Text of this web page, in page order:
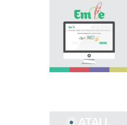
nasihattauğa žâne
tanıstıruğa үlesіn
qosadı.
«Emle.kz» эlektrondıq
bazası qazaq tіlіnіñ
orfografiяsına
arnalğan. Bûl bazada
qazaq tіlіnіñ
qoldanıstağı bekіtіlgen
orfografiяlıq sözdіgі,
orfografiяlıq ereželer,
Onomastikalıq